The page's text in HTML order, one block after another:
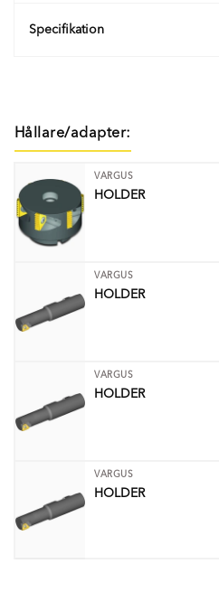
Specifikation
Hållare/adapter:
VARGUS
HOLDER
VARGUS
HOLDER
VARGUS
HOLDER
VARGUS
HOLDER